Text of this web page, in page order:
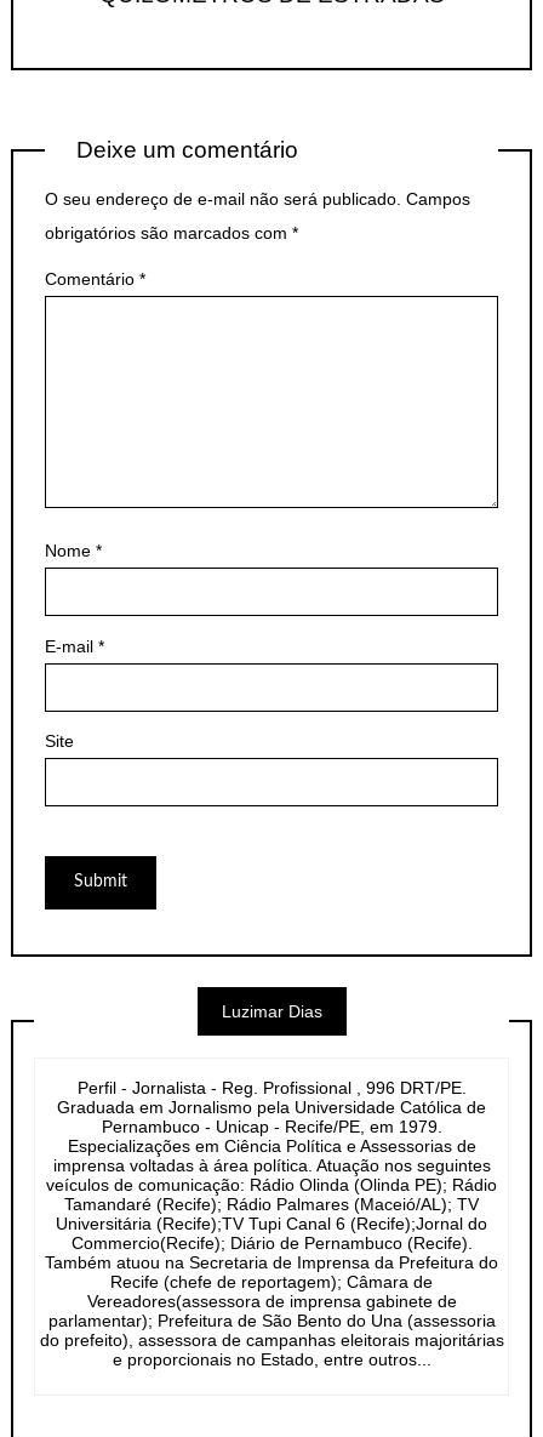
Deixe um comentário
O seu endereço de e-mail não será publicado. Campos
obrigatórios são marcados com *
Comentário *
Nome *
E-mail *
Site
Luzimar Dias
Perfil - Jornalista - Reg. Profissional , 996 DRT/PE.
Graduada em Jornalismo pela Universidade Católica de
Pernambuco - Unicap - Recife/PE, em 1979.
Especializações em Ciência Política e Assessorias de
imprensa voltadas à área política. Atuação nos seguintes
veículos de comunicação: Rádio Olinda (Olinda PE); Rádio
Tamandaré (Recife); Rádio Palmares (Maceió/AL); TV
Universitária (Recife);TV Tupi Canal 6 (Recife);Jornal do
Commercio(Recife); Diário de Pernambuco (Recife).
Também atuou na Secretaria de Imprensa da Prefeitura do
Recife (chefe de reportagem); Câmara de
Vereadores(assessora de imprensa gabinete de
parlamentar); Prefeitura de São Bento do Una (assessoria
do prefeito), assessora de campanhas eleitorais majoritárias
e proporcionais no Estado, entre outros...